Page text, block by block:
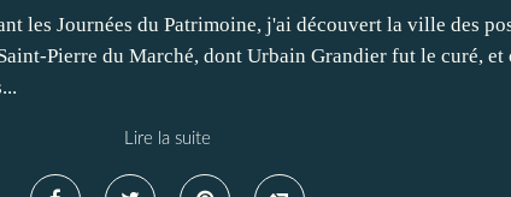
les Journées du Patrimoine, j'ai découvert la ville des
Pierre du Marché, dont Urbain Grandier fut le curé,
Lire la suite